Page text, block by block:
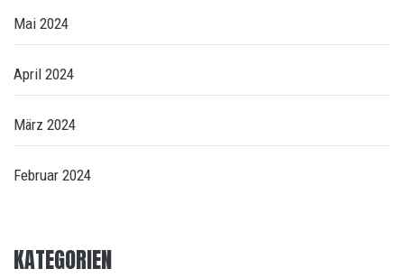
Mai 2024
April 2024
März 2024
Februar 2024
KATEGORIEN